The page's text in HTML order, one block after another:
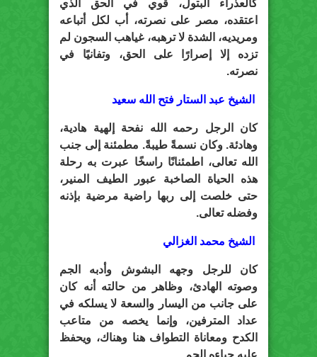
كالعذراء البتول، قوي في الحق الذي
اعتقده، مصر على نصرته، أب لكل أتباعه
ومريديه، الشدة لا ترهبه، غياهب السجون لم
تزده إلا إصرارًا على الحق، وتفانيًا في
نصرته.
الشيخ عبد الستار فتح الله سعيد
كان الرجل رحمه الله نفحة إلهية هادية،
وهادئة. وكان نسمةً طيبةً. مطمئنة إلى جنب
الله تعالى، اطمئنانًا راسخًا عبرت به رحلة
هذه الحياة الصاخبة عبور الطيف المنير،
حتى خلصت إلى ربها راضية مرضية بإذنه
وفضله تعالى.
الشيخ محمد الغزالي
كان للرجل وجهه البشوش وأدبه الجم
وصوته الهادئ، وظاهر من حالته أنه كان
على جانب من اليسار والسعة لا يسلكه في
عداد المترفين، وإنما يخصه من متاعب
الكدح ومعاناة التطواف هنا وهناك، ويحفظ
عليه حياءه الجم.